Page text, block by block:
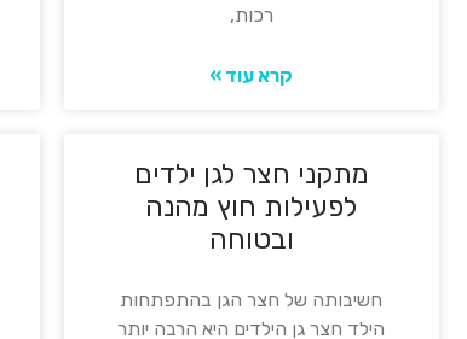
רכות,
קרא עוד »
מתקני חצר לגן ילדים
לפעילות חוץ מהנה
ובטוחה
חשיבותה של חצר הגן בהתפתחות
הילד חצר גן הילדים היא הרבה יותר